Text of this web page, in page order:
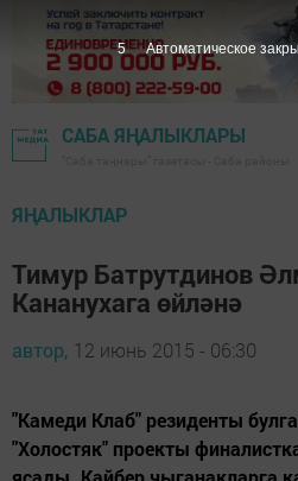
САБА ЯҢАЛЫКЛАРЫ
ЯҢАЛЫКЛАР
Тимур Батрутдинов
Кананухага өйләнә
автор, 12 июнь 2015 - 06:30
"Камеди Клаб" резиденты
"Холостяк" проекты
4 Автоматическое